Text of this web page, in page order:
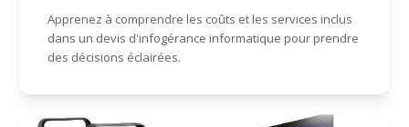
Apprenez à comprendre les coûts et les services inclus
dans un devis d'infogérance informatique pour prendre
des décisions éclairées.